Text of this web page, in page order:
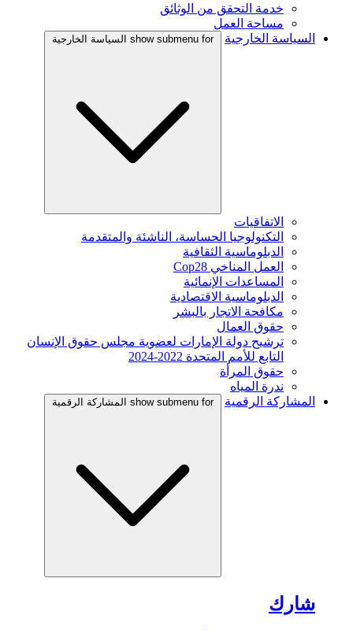
خدمة التحقق من الوثائق
مساحة العمل
السياسة الخارجية
show submenu for السياسة الخارجية
الاتفاقيات
التكنولوجيا الحساسة، الناشئة والمتقدمة
الدبلوماسية الثقافية
العمل المناخي Cop28
المساعدات الإنمائية
الدبلوماسية الاقتصادية
مكافحة الاتجار بالبشر
حقوق العمال
ترشيح دولة الإمارات لعضوية مجلس حقوق الإنسان
التابع للأمم المتحدة 2022-2024
حقوق المرأة
ندرة المياه
المشاركة الرقمية
show submenu for المشاركة الرقمية
شارك